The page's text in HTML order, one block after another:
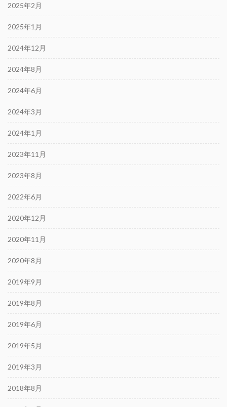
2025年2月
2025年1月
2024年12月
2024年8月
2024年6月
2024年3月
2024年1月
2023年11月
2023年8月
2022年6月
2020年12月
2020年11月
2020年8月
2019年9月
2019年8月
2019年6月
2019年5月
2019年3月
2018年8月